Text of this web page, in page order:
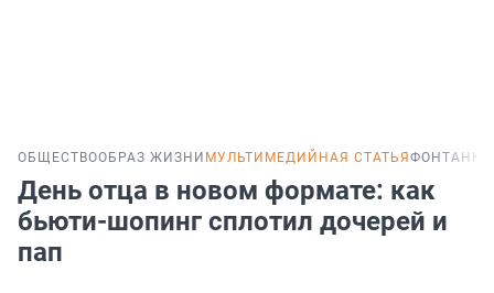
ОБЩЕСТВООБРАЗ ЖИЗНИ МУЛЬТИМЕДИЙНАЯ СТАТЬЯ ФОНТАНКА
День отца в новом формате: как
бьюти-шопинг сплотил дочерей и
пап